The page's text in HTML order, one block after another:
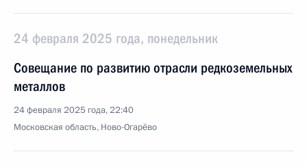
24 февраля 2025 года, понедельник
Совещание по развитию отрасли редкоземельных
металлов
24 февраля 2025 года, 22:40
Московская область, Ново-Огарёво